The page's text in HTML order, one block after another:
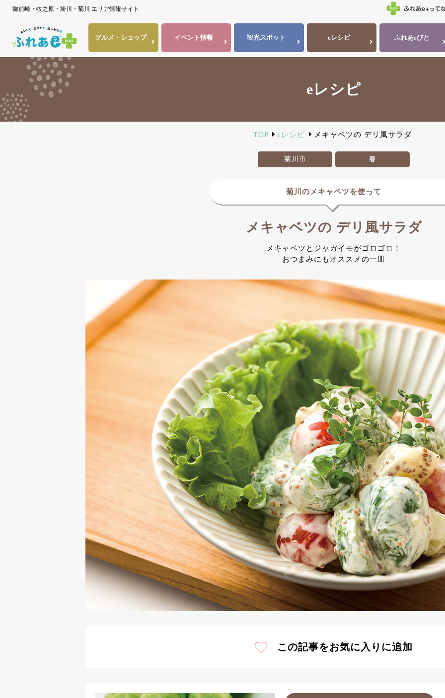
御前崎・牧之原・掛川・菊川 エリア情報サイト
グルメ・ ショップ イベント情報 観光スポット eレシピ ふれあeびと
eレシピ
TOP eレシピ メキャベツの デリ風サラダ
菊川市 春
菊川のメキャベツを使って
メキャベツの デリ風サラダ
メキャベツとジャガイモがゴロゴロ！
おつまみにもオススメの一皿
この記事をお気に入りに追加